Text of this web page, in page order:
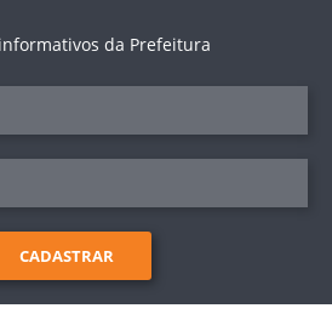
da Prefeitura
CADASTRAR